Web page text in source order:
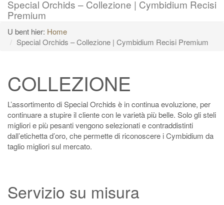
Special Orchids – Collezione | Cymbidium Recisi
Premium
U bent hier: Home
Special Orchids – Collezione | Cymbidium Recisi Premium
COLLEZIONE
L’assortimento di Special Orchids è in continua evoluzione, per
continuare a stupire il cliente con le varietà più belle. Solo gli steli
migliori e più pesanti vengono selezionati e contraddistinti
dall’etichetta d’oro, che permette di riconoscere i Cymbidium da
taglio migliori sul mercato.
Servizio su misura